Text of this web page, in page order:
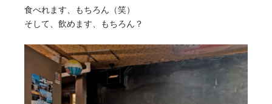
食べれます、もちろん（笑）
そして、飲めます、もちろん？